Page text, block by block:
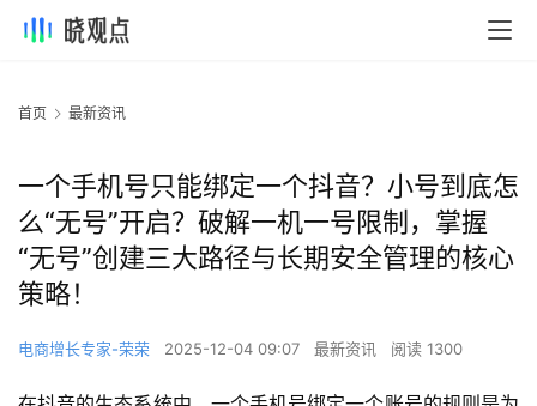
首页 最新资讯
一个手机号只能绑定一个抖音？小号到底怎
么“无号”开启？破解一机一号限制，掌握
“无号”创建三大路径与长期安全管理的核心
策略！
电商增长专家-荣荣 2025-12-04 09:07 最新资讯 阅读 1300